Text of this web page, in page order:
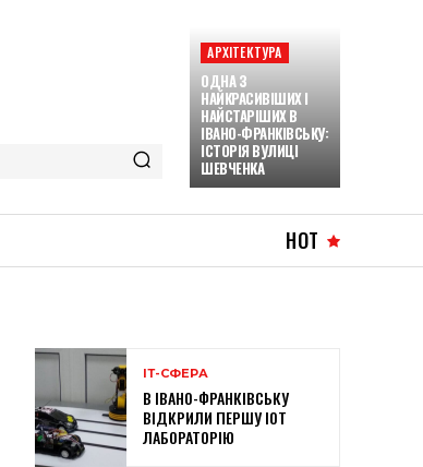
АРХІТЕКТУРА
ОДНА З
НАЙКРАСИВІШИХ І
НАЙСТАРІШИХ В
ІВАНО-ФРАНКІВСЬКУ:
ІСТОРІЯ ВУЛИЦІ
ШЕВЧЕНКА
HOT
ІТ-СФЕРА
В ІВАНО-ФРАНКІВСЬКУ
ВІДКРИЛИ ПЕРШУ IOT
ЛАБОРАТОРІЮ